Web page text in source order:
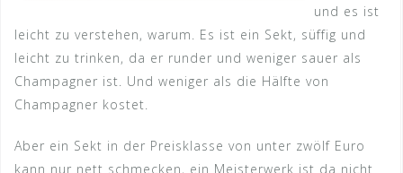
und es ist
leicht zu verstehen, warum. Es ist ein Sekt, süffig und
leicht zu trinken, da er runder und weniger sauer als
Champagner ist. Und weniger als die Hälfte von
Champagner kostet.
Aber ein Sekt in der Preisklasse von unter zwölf Euro
kann nur nett schmecken, ein Meisterwerk ist da nicht